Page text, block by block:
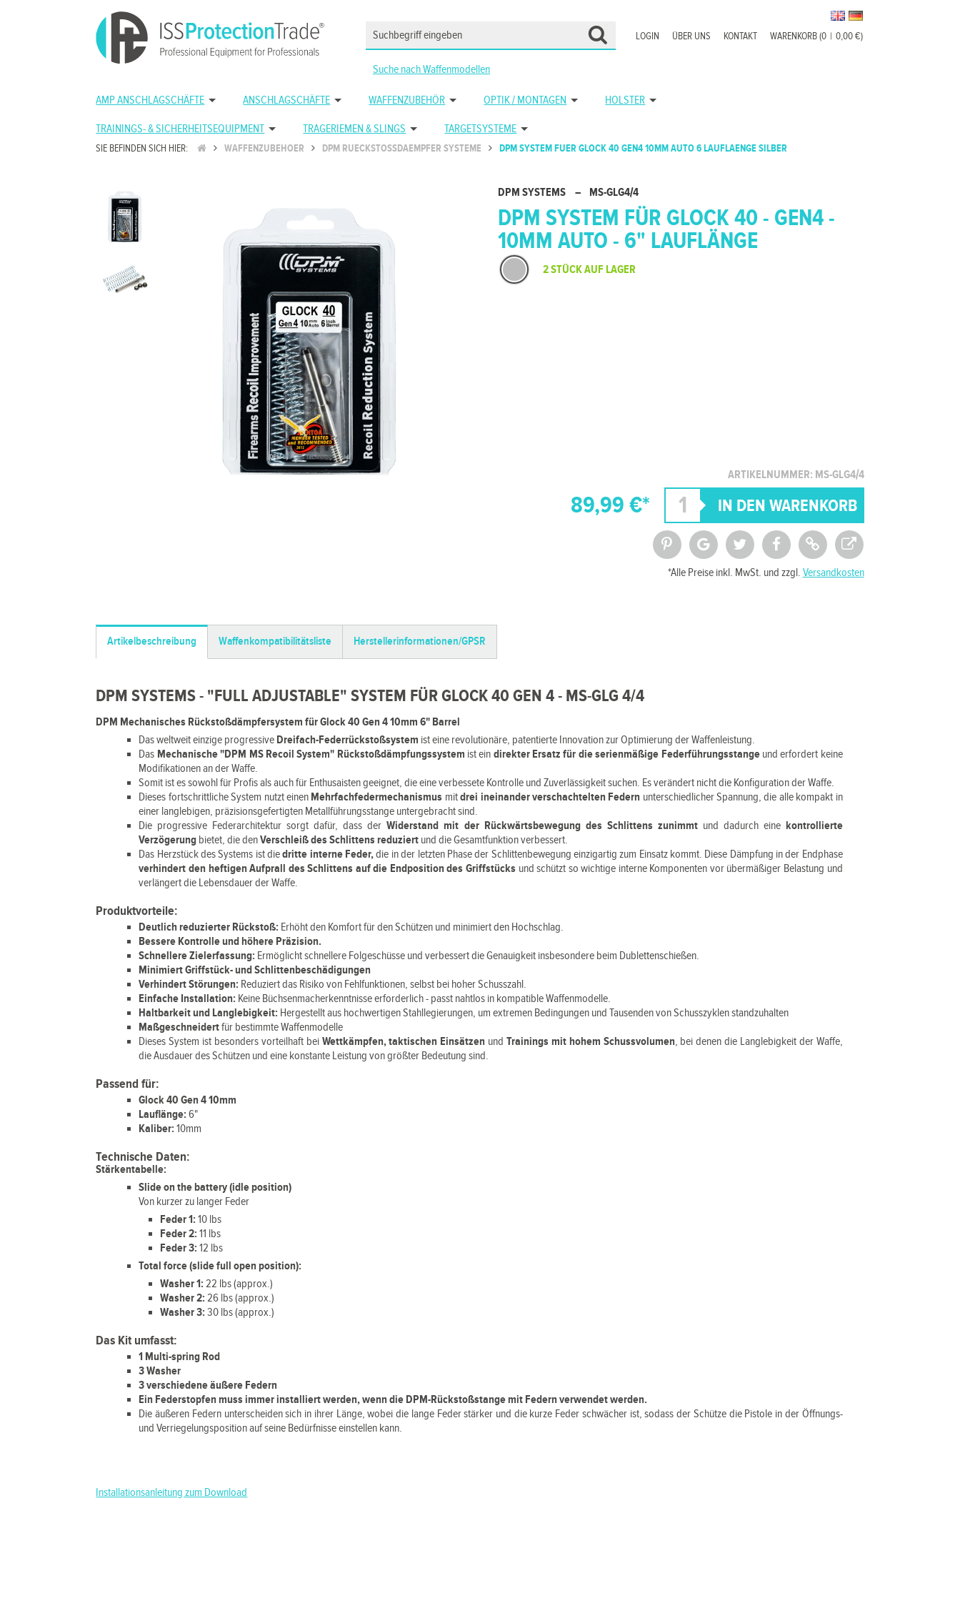
WARENKORB (0 | 0,00 €)
KONTAKT
ÜBER UNS
LOGIN
Suche nach Waffenmodellen
AMP ANSCHLAGSCHÄFTE ANSCHLAGSCHÄFTE WAFFENZUBEHÖR OPTIK / MONTAGEN HOLSTER
TRAININGS- & SICHERHEITSEQUIPMENT TRAGERIEMEN & SLINGS TARGETSYSTEME
SIE BEFINDEN SICH HIER: WAFFENZUBEHOER DPM RUECKSTOSSDAEMPFER SYSTEME DPM SYSTEM FUER GLOCK 40 GEN4 10MM AUTO 6 LAUFLAENGE SILBER
DPM SYSTEMS – MS-GLG4/4
DPM SYSTEM FÜR GLOCK 40 - GEN4 -
10MM AUTO - 6" LAUFLÄNGE
ARTIKELNUMMER: MS-GLG4/4
2 STÜCK AUF LAGER
89,99 €*
*Alle Preise inkl. MwSt. und zzgl. Versandkosten
Artikelbeschreibung Waffenkompatibilitätsliste Herstellerinformationen/GPSR
DPM SYSTEMS - "FULL ADJUSTABLE" SYSTEM FÜR GLOCK 40 GEN 4 - MS-GLG 4/4
DPM Mechanisches Rückstoßdämpfersystem für Glock 40 Gen 4 10mm 6" Barrel
Das weltweit einzige progressive Dreifach-Federrückstoßsystem ist eine revolutionäre, patentierte Innovation zur Optimierung der Waffenleistung.
Das Mechanische "DPM MS Recoil System" Rückstoßdämpfungssystem ist ein direkter Ersatz für die serienmäßige Federführungsstangeund erfordert keine
Modifikationen an der Waffe.
Somit ist es sowohl für Profis als auch für Enthusaisten geeignet, die eine verbessete Kontrolle und Zuverlässigkeit suchen. Es verändert nicht die Konfiguration der Waffe.
Dieses fortschrittliche System nutzt einen Mehrfachfedermechanismus mitdrei ineinander verschachtelten Federn unterschiedlicher Spannung, die alle kompakt in
einer langlebigen, präzisionsgefertigten Metallführungsstange untergebracht sind.
Die progressive Federarchitektur sorgt dafür, dass derWiderstand mit der Rückwärtsbewegung des Schlittens zunimmtund dadurch eine kontrollierte
Verzögerung bietet, die denVerschleiß des Schlittens reduziert und die Gesamtfunktion verbessert.
Das Herzstück des Systems ist diedritte interne Feder,die in der letzten Phase der Schlittenbewegung einzigartig zum Einsatz kommt. Diese Dämpfung in der Endphase
verhindert den heftigen Aufprall des Schlittens auf die Endposition des Griffstücks und schützt so wichtige interne Komponenten vor übermäßiger Belastung und
verlängert die Lebensdauer der Waffe.
Produktvorteile:
Deutlich reduzierter Rückstoß: Erhöht den Komfort für den Schützen und minimiert den Hochschlag.
Bessere Kontrolle und höhere Präzision.
Schnellere Zielerfassung: Ermöglicht schnellere Folgeschüsse und verbessert die Genauigkeit insbesondere beim Dublettenschießen.
Minimiert Griffstück- und Schlittenbeschädigungen
Verhindert Störungen: Reduziert das Risiko von Fehlfunktionen, selbst bei hoher Schusszahl.
Einfache Installation: Keine Büchsenmacherkenntnisse erforderlich - passt nahtlos in kompatible Waffenmodelle.
Haltbarkeit und Langlebigkeit: Hergestellt aus hochwertigen Stahllegierungen, um extremen Bedingungen und Tausenden von Schusszyklen standzuhalten
Maßgeschneidertfür bestimmte Waffenmodelle
Dieses System ist besonders vorteilhaft bei Wettkämpfen, taktischen Einsätzen und Trainings mit hohem Schussvolumen, bei denen die Langlebigkeit der Waffe,
die Ausdauer des Schützen und eine konstante Leistung von größter Bedeutung sind.
Passend für:
Glock 40 Gen 4 10mm
Lauflänge: 6"
Kaliber: 10mm
Technische Daten:
Stärkentabelle:
Slide on the battery (idle position)
Von kurzer zu langer Feder
Feder 1:10 lbs
Feder 2:11 lbs
Feder 3: 12 lbs
Total force (slide full open position):
Washer 1:22 lbs (approx.)
Washer 2:26 lbs (approx.)
Washer 3:30 lbs (approx.)
Das Kit umfasst:
1 Multi-spring Rod
3 Washer
3 verschiedene äußere Federn
Ein Federstopfen muss immer installiert werden, wenn die DPM-Rückstoßstange mit Federn verwendet werden.
Die äußeren Federn unterscheiden sich in ihrer Länge, wobei die lange Feder stärker und die kurze Feder schwächer ist, sodass der Schütze die Pistole in der Öffnungs-
und Verriegelungsposition auf seine Bedürfnisse einstellen kann.
Installationsanleitung zum Download